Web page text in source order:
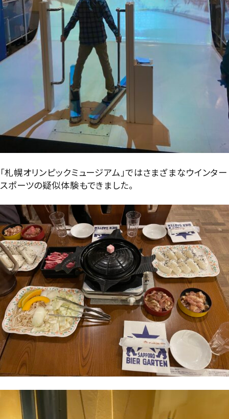
「札幌オリンピックミュージアム」ではさまざまなウインター
スポーツの疑似体験もできました。